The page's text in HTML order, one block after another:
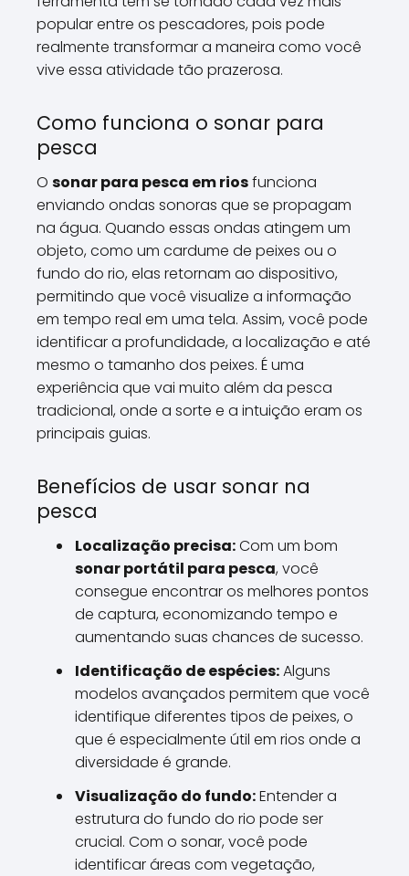
popular entre os pescadores, pois pode
realmente transformar a maneira como você
vive essa atividade tão prazerosa.
Como funciona o sonar para
pesca
O sonar para pesca em riosfunciona
enviando ondas sonoras que se propagam
na água. Quando essas ondas atingem um
objeto, como um cardume de peixes ou o
fundo do rio, elas retornam ao dispositivo,
permitindo que você visualize a informação
em tempo real em uma tela. Assim, você pode
identificar a profundidade, a localização e até
mesmo o tamanho dos peixes. É uma
experiência que vai muito além da pesca
tradicional, onde a sorte e a intuição eram os
principais guias.
Benefícios de usar sonar na
pesca
Localização precisa:Com um bom
sonar portátil para pesca, você
consegue encontrar os melhores pontos
de captura, economizando tempo e
aumentando suas chances de sucesso.
Identificação de espécies:Alguns
modelos avançados permitem que você
identifique diferentes tipos de peixes, o
que é especialmente útil em rios onde a
diversidade é grande.
Visualização do fundo:Entender a
estrutura do fundo do rio pode ser
crucial. Com o sonar, você pode
identificar áreas com vegetação,